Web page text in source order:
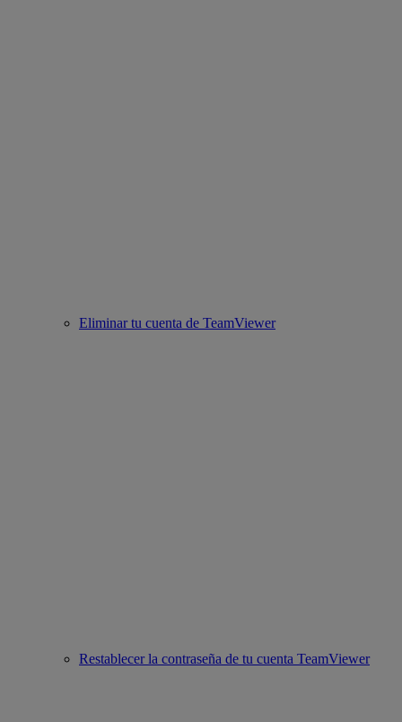
Eliminar tu cuenta de TeamViewer
Restablecer la contraseña de tu cuenta TeamViewer